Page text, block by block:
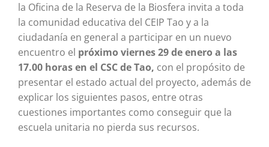
la Oficina de la Reserva de la Biosfera invita a toda
la comunidad educativa del CEIP Tao y a la
ciudadanía en general a participar en un nuevo
encuentro el próximo viernes 29 de enero a las
17.00 horas en el CSC de Tao, con el propósito de
presentar el estado actual del proyecto, además de
explicar los siguientes pasos, entre otras
cuestiones importantes como conseguir que la
escuela unitaria no pierda sus recursos.